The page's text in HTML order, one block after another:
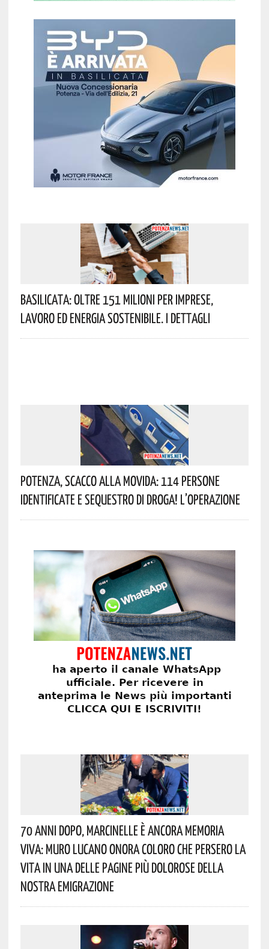
Basilicata: Oltre 151 Milioni Per Imprese,
Lavoro Ed Energia Sostenibile. I Dettagli
Potenza, Scacco Alla Movida: 114 Persone
Identificate E Sequestro Di Droga! L’operazione
70 Anni Dopo, Marcinelle È Ancora Memoria
Viva: Muro Lucano Onora Coloro Che Persero La
Vita In Una Delle Pagine Più Dolorose Della
Nostra Emigrazione